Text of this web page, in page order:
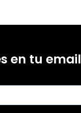
en tu email